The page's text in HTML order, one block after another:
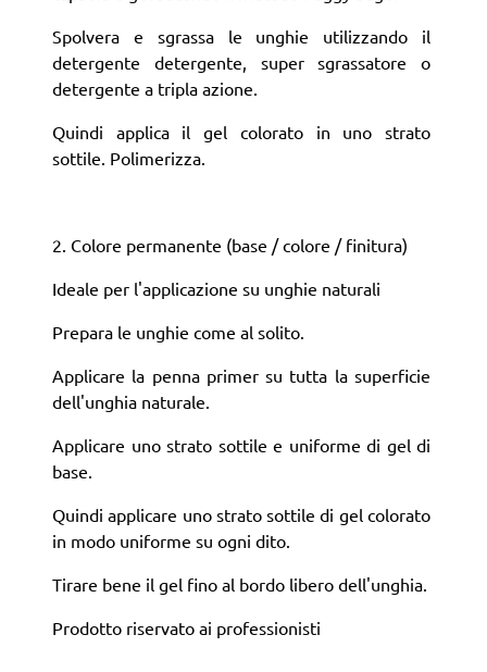
Spolvera e sgrassa le unghie utilizzando il
detergente detergente, super sgrassatore o
detergente a tripla azione.
Quindi applica il gel colorato in uno strato
sottile. Polimerizza.
2. Colore permanente (base / colore / finitura)
Ideale per l'applicazione su unghie naturali
Prepara le unghie come al solito.
Applicare la penna primer su tutta la superficie
dell'unghia naturale.
Applicare uno strato sottile e uniforme di gel di
base.
Quindi applicare uno strato sottile di gel colorato
in modo uniforme su ogni dito.
Tirare bene il gel fino al bordo libero dell'unghia.
Prodotto riservato ai professionisti